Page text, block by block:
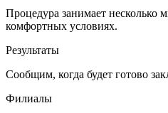
Процедура занимает несколько
комфортных условиях.
Результаты
Сообщим, когда будет готово
Филиалы